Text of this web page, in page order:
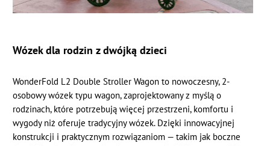
Wózek dla rodzin z dwójką dzieci
WonderFold L2 Double Stroller Wagon to nowoczesny, 2-
osobowy wózek typu wagon, zaprojektowany z myślą o
rodzinach, które potrzebują więcej przestrzeni, komfortu i
wygody niż oferuje tradycyjny wózek. Dzięki innowacyjnej
konstrukcji i praktycznym rozwiązaniom — takim jak boczne